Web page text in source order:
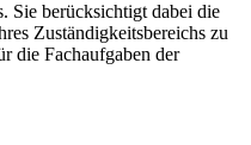
Sie berücksichtigt dabei die
Zuständigkeitsbereichs zu
die Fachaufgaben der